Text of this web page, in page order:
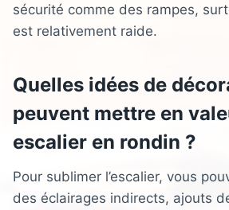
sécurité comme des rampes,
est relativement raide.
Quelles idées de
peuvent mettre en
escalier en rondin ?
Pour sublimer l’escalier, vous
des éclairages indirects, ajouts